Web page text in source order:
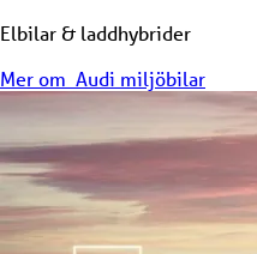
Elbilar & laddhybrider
Mer om Audi miljöbilar